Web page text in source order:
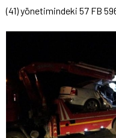
(41) yönetimindeki 57 FB